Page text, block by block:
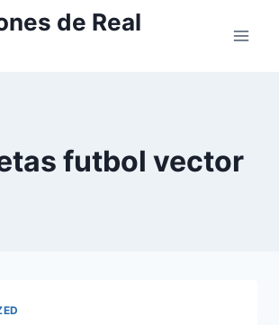
de Real
futbol vector